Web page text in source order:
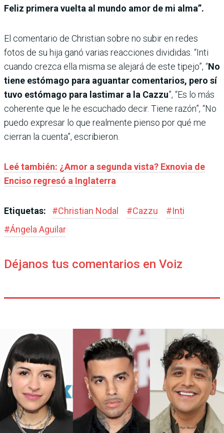
Feliz primera vuelta al mundo amor de mi alma”.
El comentario de Christian sobre no subir en redes
fotos de su hija ganó varias reacciones divididas. “Inti
cuando crezca ella misma se alejará de este tipejo”, “No
tiene estómago para aguantar comentarios, pero sí
tuvo estómago para lastimar a la Cazzu”, “Es lo más
coherente que le he escuchado decir. Tiene razón”, “No
puedo expresar lo que realmente pienso por qué me
cierran la cuenta”, escribieron.
Leé también: ¿Amor a segunda vista? Exnovia de
Enciso regresó a Inglaterra
Etiquetas: #Christian Nodal #Cazzu #Inti
#Ángela Aguilar
Déjanos tus comentarios en Voiz